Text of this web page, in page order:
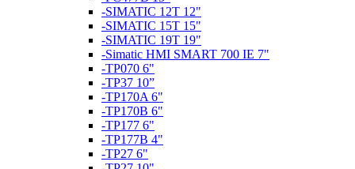
-SIMATIC 12T 12"
-SIMATIC 15T 15"
-SIMATIC 19T 19"
-Simatic HMI SMART 700 IE 7"
-TP070 6"
-TP37 10”
-TP170A 6"
-TP170B 6"
-TP177 6"
-TP177B 4"
-TP27 6"